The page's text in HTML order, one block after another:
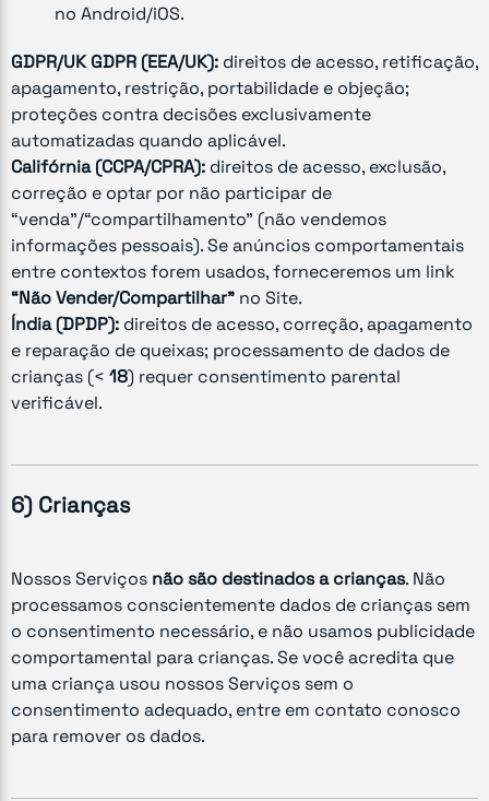
no Android/iOS.
GDPR/UK GDPR (EEA/UK): direitos de acesso, retificação,
apagamento, restrição, portabilidade e objeção;
proteções contra decisões exclusivamente
automatizadas quando aplicável.
Califórnia (CCPA/CPRA): direitos de acesso, exclusão,
correção e optar por não participar de
“venda”/“compartilhamento” (não vendemos
informações pessoais). Se anúncios comportamentais
entre contextos forem usados, forneceremos um link
“Não Vender/Compartilhar” no Site.
Índia (DPDP): direitos de acesso, correção, apagamento
e reparação de queixas; processamento de dados de
crianças (< 18) requer consentimento parental
verificável.
6) Crianças
Nossos Serviços não são destinados a crianças. Não
processamos conscientemente dados de crianças sem
o consentimento necessário, e não usamos publicidade
comportamental para crianças. Se você acredita que
uma criança usou nossos Serviços sem o
consentimento adequado, entre em contato conosco
para remover os dados.